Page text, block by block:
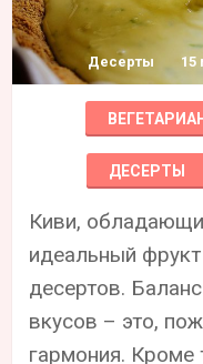
Десерты 15
ДЕСЕРТЫ
Киви,
идеальный
десертов.
вкусов – это,
гармония. Кроме